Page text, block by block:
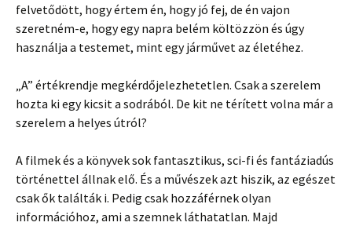
felvetődött, hogy értem én, hogy jó fej, de én vajon
szeretném-e, hogy egy napra belém költözzön és úgy
használja a testemet, mint egy járművet az életéhez.
„A” értékrendje megkérdőjelezhetetlen. Csak a szerelem
hozta ki egy kicsit a sodrából. De kit ne térített volna már a
szerelem a helyes útról?
A filmek és a könyvek sok fantasztikus, sci-fi és fantáziadús
történettel állnak elő. És a művészek azt hiszik, az egészet
csak ők találták i. Pedig csak hozzáférnek olyan
információhoz, ami a szemnek láthatatlan. Majd